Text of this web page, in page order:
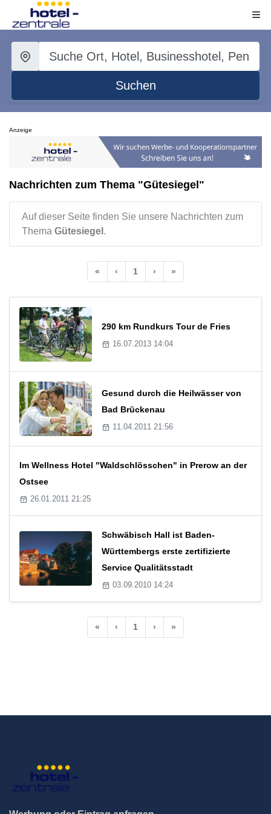
Suchen
Anzeige
Nachrichten zum Thema "Gütesiegel"
Auf dieser Seite finden Sie unsere Nachrichten zum
Thema Gütesiegel .
« ‹ 1 › »
290 km Rundkurs Tour de Fries
16.07.2013 14:04
Gesund durch die Heilwässer von
Bad Brückenau
11.04.2011 21:56
Im Wellness Hotel "Waldschlösschen" in Prerow an der
Ostsee
26.01.2011 21:25
Schwäbisch Hall ist Baden-
Württembergs erste zertifizierte
Service Qualitätsstadt
03.09.2010 14:24
« ‹ 1 › »